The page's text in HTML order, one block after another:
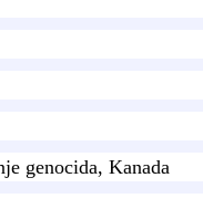
genocida, Kanada